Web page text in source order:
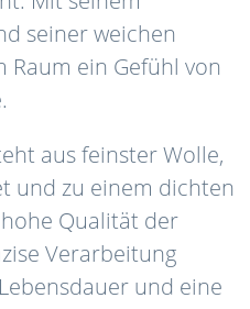
seiner weichen
ein Gefühl von
aus feinster Wolle,
und zu einem dichten
Qualität der
Verarbeitung
und eine